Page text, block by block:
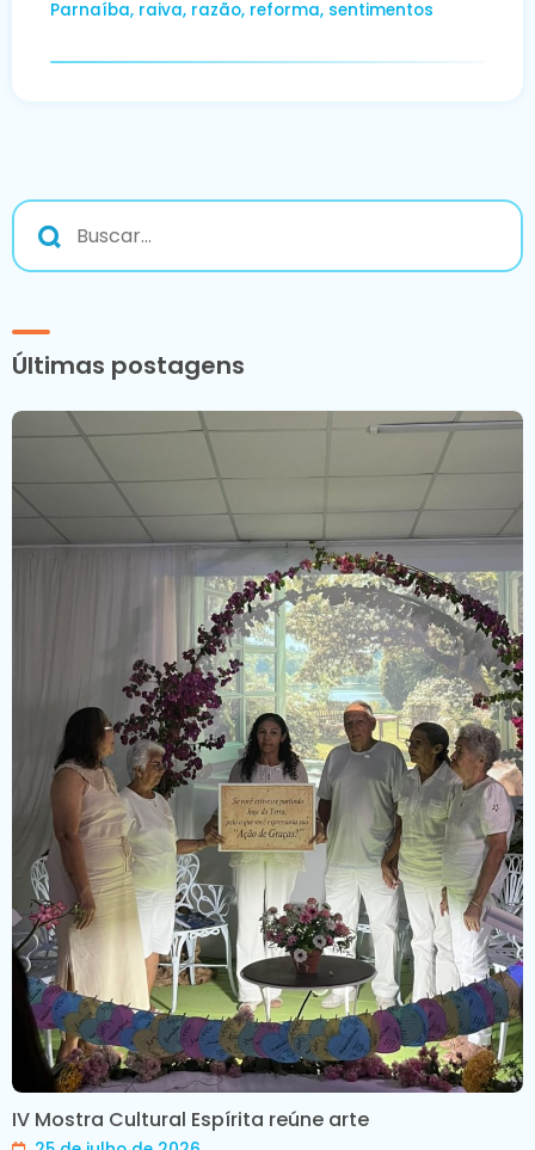
Parnaíba, raiva, razão, reforma, sentimentos
Últimas postagens
IV Mostra Cultural Espírita reúne arte